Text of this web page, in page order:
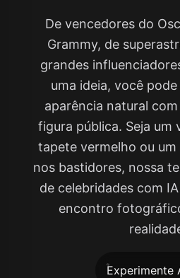
De vencedores do
Grammy, de
grandes
uma ideia, você
aparência natural
figura pública. Seja um
tapete vermelho ou
nos bastidores, nossa
de celebridades com
encontro
Experimente